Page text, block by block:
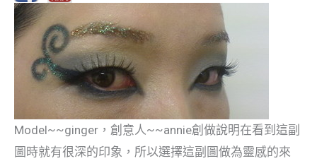
Model~~ginger，創意人~~annie創做說明在看到這副
圖時就有很深的印象，所以選擇這副圖做為靈感的來